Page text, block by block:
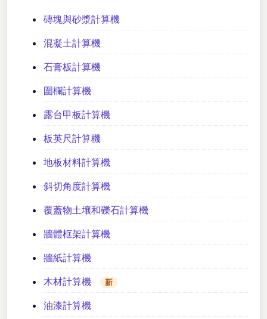
磚塊與砂漿計算機
混凝土計算機
石膏板計算機
圍欄計算機
露台甲板計算機
板英尺計算機
地板材料計算機
斜切角度計算機
覆蓋物土壤和礫石計算機
牆體框架計算機
牆紙計算機
木材計算機
新
油漆計算機